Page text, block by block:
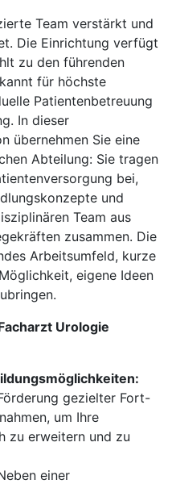
Team verstärkt und
Die Einrichtung verfügt
zu den führenden
für höchste
Patientenbetreuung
In dieser
übernehmen Sie eine
Abteilung: Sie tragen
bei,
und
Team aus
zusammen. Die
Arbeitsumfeld, kurze
eigene Ideen
Urologie
gezielter Fort-
um Ihre
zu erweitern und zu
einer